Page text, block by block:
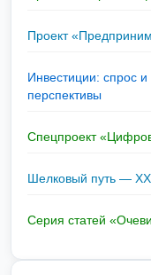
Проект
Инвестиции: спрос
перспективы
Спецпроект
Шелковый путь —
Серия статей